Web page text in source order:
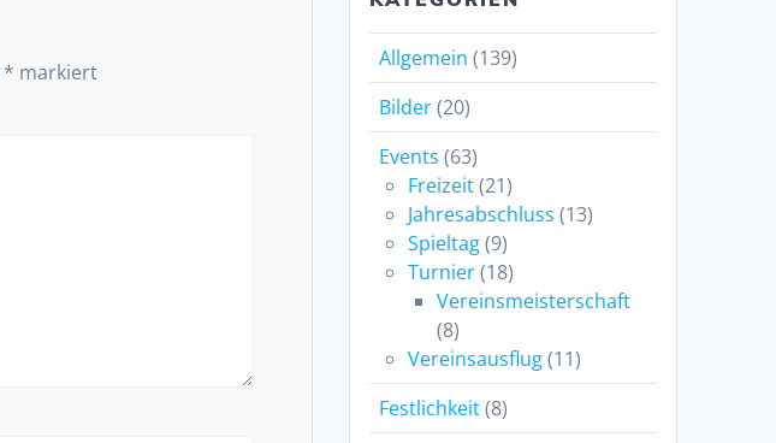
* markiert
Allgemein (139)
Bilder(20)
Events (63)
Freizeit(21)
Jahresabschluss (13)
Spieltag(9)
Turnier(18)
Vereinsmeisterschaft
(8)
Vereinsausflug(11)
Festlichkeit(8)